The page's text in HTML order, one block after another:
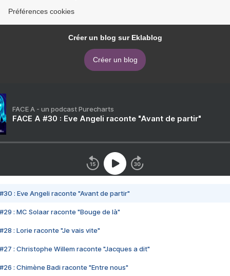
Préférences cookies
Créer un blog sur Eklablog
Créer un blog
FACE A - un podcast Purecharts
FACE A #30 : Eve Angeli raconte "Avant de partir"
#30 : Eve Angeli raconte "Avant de partir"
#29 : MC Solaar raconte "Bouge de là"
#28 : Lorie raconte "Je vais vite"
#27 : Christophe Willem raconte "Jacques a dit"
#26 : Chimène Badi raconte "Entre nous"